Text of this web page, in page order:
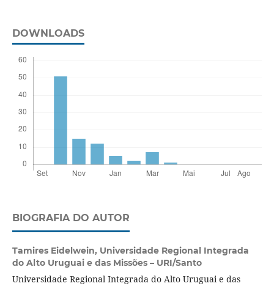
DOWNLOADS
BIOGRAFIA DO AUTOR
Tamires Eidelwein, Universidade Regional Integrada
do Alto Uruguai e das Missões – URI/Santo
Universidade Regional Integrada do Alto Uruguai e das